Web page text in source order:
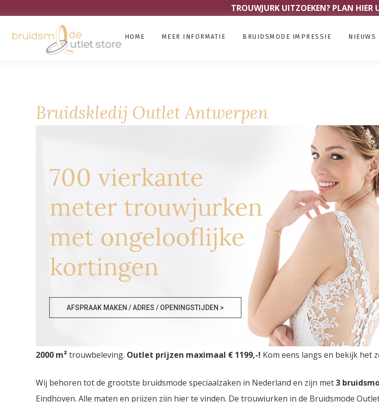
TROUWJURK UITZOEKEN? PLAN HIER
HOME MEER INFORMATIE BRUIDSMODE IMPRESSIE NIEUWS
Bruidskledij Outlet Antwerpen
700 vierkante
meter trouwjurken
met ongelooflijke
kortingen
AFSPRAAK MAKEN / ADRES / OPENINGSTIJDEN >
Bruidskledij Outlet Antwerpen
grootste Bruidskledij Outlet Store van Nederland
2000 m²trouwbeleving. Outlet prijzen maximaal € 1199,-! Kom eens langs en bekijk het
Wij behoren tot de grootste bruidsmode speciaalzaken in Nederland en zijn met3
Eindhoven. Alle maten en prijzen zijn hier te vinden. De trouwjurken in de Bruidsmode